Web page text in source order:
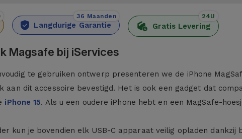
Langdurige Garantie
36 Maanden
Gratis Levering
24U
Magsafe bij iServices
te gebruiken ontwerp presenteren we de iPhone
aan dit accessoire bevestigd. Het is ook een gadget dat
iPhone 15. Als u een oudere iPhone hebt en een MagSafe-
kun je bovendien elk USB-C apparaat veilig opladen